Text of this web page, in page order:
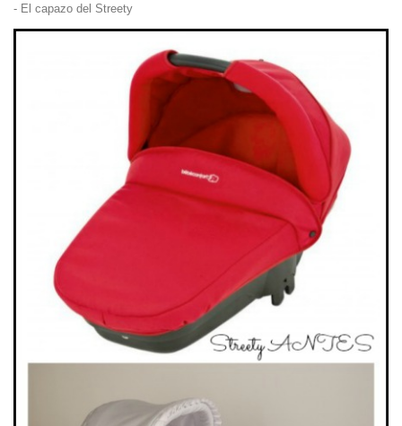
- El capazo del Streety